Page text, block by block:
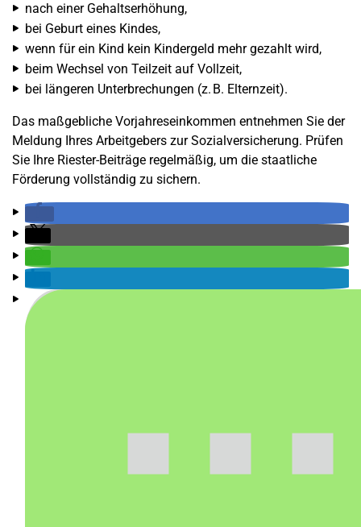
nach einer Gehaltserhöhung,
bei Geburt eines Kindes,
wenn für ein Kind kein Kindergeld mehr gezahlt wird,
beim Wechsel von Teilzeit auf Vollzeit,
bei längeren Unterbrechungen (z. B. Elternzeit).
Das maßgebliche Vorjahreseinkommen entnehmen Sie der
Meldung Ihres Arbeitgebers zur Sozialversicherung. Prüfen
Sie Ihre Riester-Beiträge regelmäßig, um die staatliche
Förderung vollständig zu sichern.